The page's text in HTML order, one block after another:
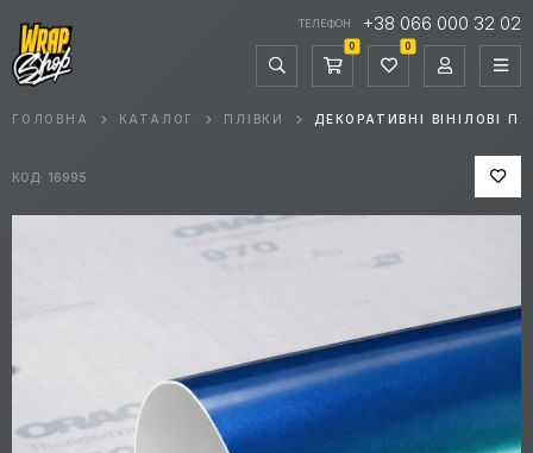
ТЕЛЕФОН +38 066 000 32 02
0 0
ГОЛОВНА КАТАЛОГ ПЛІВКИ ДЕКОРАТИВНІ ВІНІЛОВІ
КОД: 16995